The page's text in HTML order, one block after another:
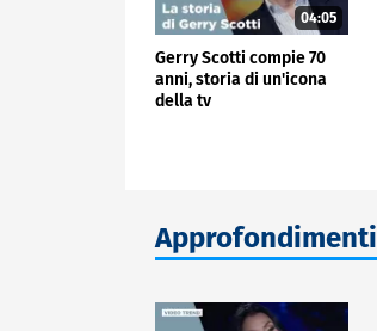
04:05
Gerry Scotti compie 70
anni, storia di un'icona
della tv
Approfondimenti